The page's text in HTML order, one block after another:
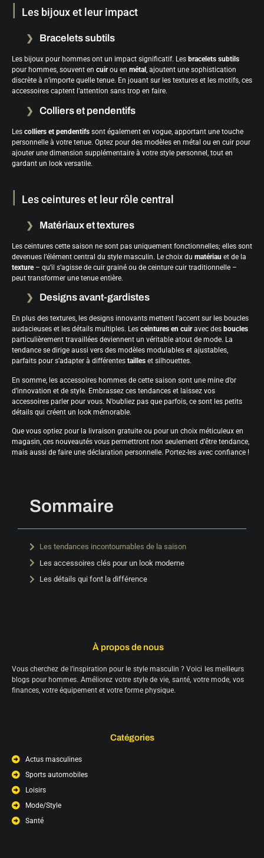
Les bijoux et leur impact
Bracelets subtils
Les bijoux pour hommes ont un impact significatif. Les bracelets subtils
pour hommes, souvent en cuirou en métal , ajoutent une sophistication
discrète à n’importe quelle tenue. En jouant sur les textures et les motifs, ces
accessoires captent l’attention sans trop en faire.
Colliers et pendentifs
Les colliers et pendentifs sont également en vogue, apportant une touche
personnelle à votre tenue. Optez pour des modèles en métal ou en cuir pour
ajouter une dimension supplémentaire à votre style personnel, tout en
gardant un look versatile.
Les ceintures et leur rôle central
Matériaux et textures
Les ceintures cette saison ne sont pas uniquement fonctionnelles; elles sont
devenues l’élément central du style masculin. Le choix du matériau et de la
texture– qu’il s’agisse de cuir grainé ou de ceinture cuir traditionnelle –
peut transformer une tenue entière.
Designs avant-gardistes
En plus des textures, les designs innovants mettent l’accent sur les boucles
audacieuses et les détails multiples. Les ceintures en cuiravec des boucles
particulièrement travaillées deviennent un véritable atout de mode. La
tendance se dirige aussi vers des modèles modulables et ajustables,
parfaits pour s’adapter à différentes tailles et silhouettes.
En somme, les accessoires hommes de cette saison sont une mine d’or
d’innovation et de style. Embrassez ces tendances et laissez vos
accessoires parler pour vous. N’oubliez pas que parfois, ce sont les petits
détails qui créent un look mémorable.
Que vous optiez pour la livraison gratuite ou pour un choix méticuleux en
magasin, ces nouveautés vous permettront non seulement d’être tendance,
mais aussi de faire une déclaration personnelle. Portez-les avec confiance !
Sommaire
Les tendances incontournables de la saison
Les accessoires clés pour un look moderne
Les détails qui font la différence
À propos de nous
Vous cherchez de l’inspiration pour le style masculin ? Voici les meilleurs
blogs pour hommes. Améliorez votre style de vie, santé, votre mode, vos
finances, votre équipement et votre forme physique.
Catégories
Actus masculines
Sports automobiles
Loisirs
Mode/Style
Santé